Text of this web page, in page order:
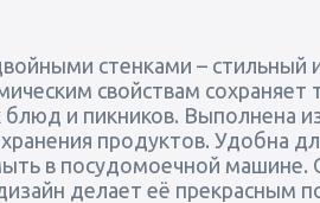
стенками – стильный
свойствам
блюд и пикников. Выполнена
продуктов. Удобна
в посудомоечной машине.
делает её прекрасным